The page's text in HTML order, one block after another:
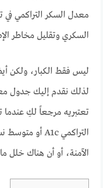
معدل السكر التراكمي
السكري وتقليل مخاطر
ليس فقط الكبار، ولكن
لذلك نقدم إليك جدول
تعتبريه مرجعاً لكِ
الآمنة، أو أن هناك خلل